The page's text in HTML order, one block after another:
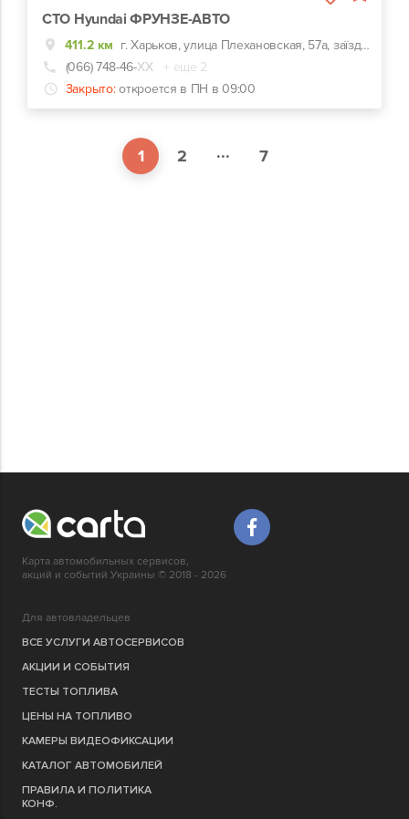
СТО Hyundai ФРУНЗЕ-АВТО
411.2 км
г. Харьков, улица Плехановская, 57а, заїзд навпроти центрального входу Металіст
(066) 748-46-ХХ
+ еще 2
Закрыто: откроется в ПН в 09:00
1 2 ... 7
Карта автомобильных сервисов,
акций и событий Украины © 2018 - 2026
Для автовладельцев
ВСЕ УСЛУГИ АВТОСЕРВИСОВ
АКЦИИ И СОБЫТИЯ
ТЕСТЫ ТОПЛИВА
ЦЕНЫ НА ТОПЛИВО
КАМЕРЫ ВИДЕОФИКСАЦИИ
КАТАЛОГ АВТОМОБИЛЕЙ
ПРАВИЛА И ПОЛИТИКА
КОНФ.